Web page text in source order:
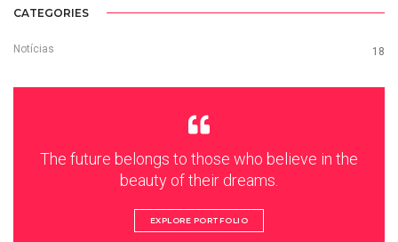
CATEGORIES
Notícias 18
The future belongs to those who believe in the
beauty of their dreams.
EXPLORE PORTFOLIO